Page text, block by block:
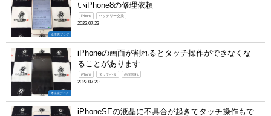
本庄店ブログ
いiPhone8の修理依頼
iPhone バッテリー交換
2022.07.23
本庄店ブログ
iPhoneの画面が割れるとタッチ操作ができなくな
ることがあります
iPhone タッチ不良 画面割れ
2022.07.20
iPhoneSEの液晶に不具合が起きてタッチ操作もで